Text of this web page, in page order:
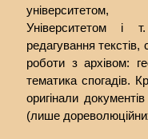
університетом,
Університетом
редагування
роботи з архівом:
тематика спогадів.
оригінали
(лише